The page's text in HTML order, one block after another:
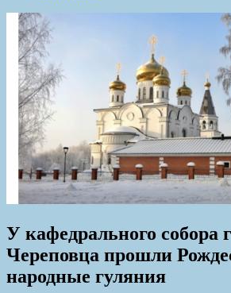
У кафедрального собора
Череповца прошли
народные гуляния